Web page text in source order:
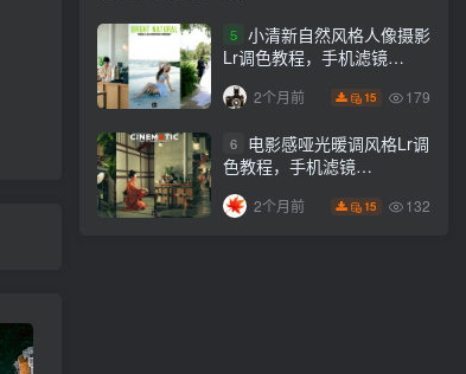
5 小清新自然风格人像摄影
Lr调色教程，手机滤镜
PS+Lightroom预设下载！
2个月前 15 179
6
电影感哑光暖调风格Lr调
色教程，手机滤镜
PS+Lightroom预设下载！
2个月前 15 132